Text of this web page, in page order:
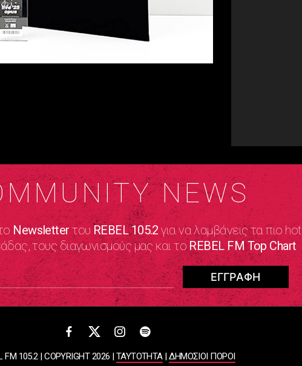
NEWS
Newsletter τουREBEL 105.2 για να λαμβάνεις τα πιο hot
τους διαγωνισμούς μας και τοREBEL FM Top Chart
FM 105.2 | COPYRIGHT 2026 |ΤΑΥΤΟΤΗΤΑ|ΔΗΜΟΣΙΟΙ ΠΟΡΟΙ